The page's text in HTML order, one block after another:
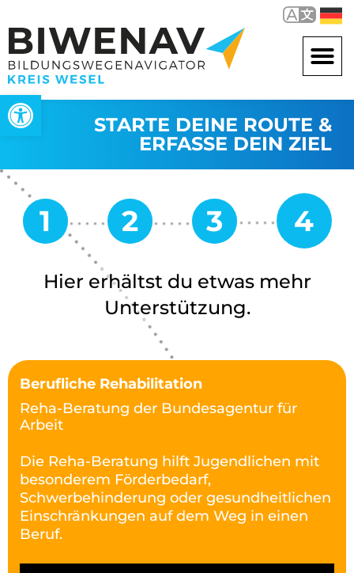
Werkzeugleiste öffnen
STARTE DEINE ROUTE &
ERFASSE DEIN ZIEL
Hier erhältst du etwas mehr
Unterstützung.
Berufliche Rehabilitation
Reha-Beratung der Bundesagentur für
Arbeit
Die Reha-Beratung hilft Jugendlichen mit
besonderem Förderbedarf,
Schwerbehinderung oder gesundheitlichen
Einschränkungen auf dem Weg in einen
Beruf.